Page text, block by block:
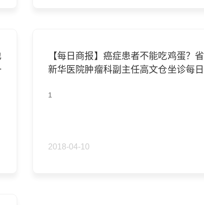
【每日商报】癌症患者不能吃鸡蛋？省
新华医院肿瘤科副主任高文仓坐诊每日
1
2018-04-10